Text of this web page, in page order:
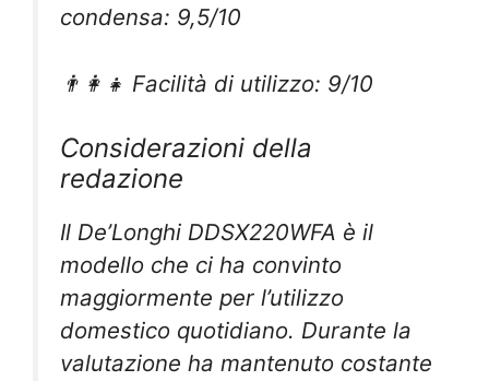
condensa: 9,5/10
👨‍👩‍👧 Facilità di utilizzo: 9/10
Considerazioni della
redazione
Il De’Longhi DDSX220WFA è il
modello che ci ha convinto
maggiormente per l’utilizzo
domestico quotidiano. Durante la
valutazione ha mantenuto costante